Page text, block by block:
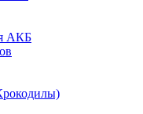
АКБ